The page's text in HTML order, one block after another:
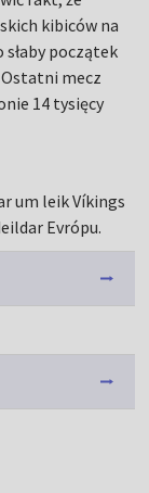
kibiców na
słaby początek
mecz
14 tysięcy
um leik Víkings
Evrópu.